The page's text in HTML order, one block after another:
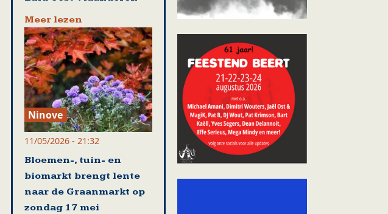
Meer lezen
Ninove
11/05/2026 - 21:32
Bloemen-, tuin- en
biomarkt brengt lente
naar de Graanmarkt op
zondag 17 mei